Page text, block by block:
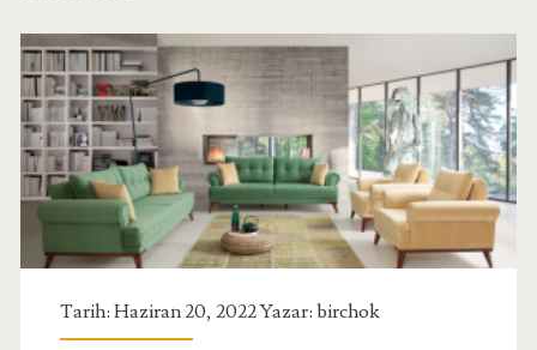
Etiket:
<span>Bursa
İnegöl
Mobilya
fiyatları</span>
Tarih: Haziran 20, 2022 Yazar: birchok